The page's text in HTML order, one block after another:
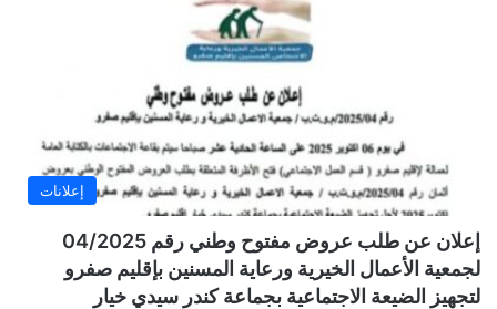
إعلانات
إعلان عن طلب عروض مفتوح وطني رقم 04/2025
لجمعية الأعمال الخيرية ورعاية المسنين بإقليم صفرو
لتجهيز الضيعة الاجتماعية بجماعة كندر سيدي خيار